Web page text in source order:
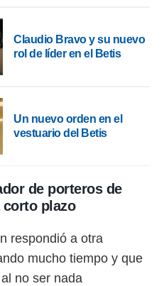
Claudio Bravo y su nuevo
rol de líder en el Betis
Un nuevo orden en el
vestuario del Betis
de porteros de
plazo
respondió a otra
mucho tiempo y que
no ser nada